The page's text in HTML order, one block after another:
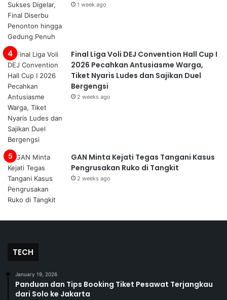
1 week ago
Final Liga Voli DEJ Convention Hall Cup I
2026 Pecahkan Antusiasme Warga,
Tiket Nyaris Ludes dan Sajikan Duel
Bergengsi
2 weeks ago
GAN Minta Kejati Tegas Tangani Kasus
Pengrusakan Ruko di Tangkit
2 weeks ago
TECH
January 19, 2026
Panduan dan Tips Booking Tiket Pesawat Terjangkau
dari Solo ke Jakarta